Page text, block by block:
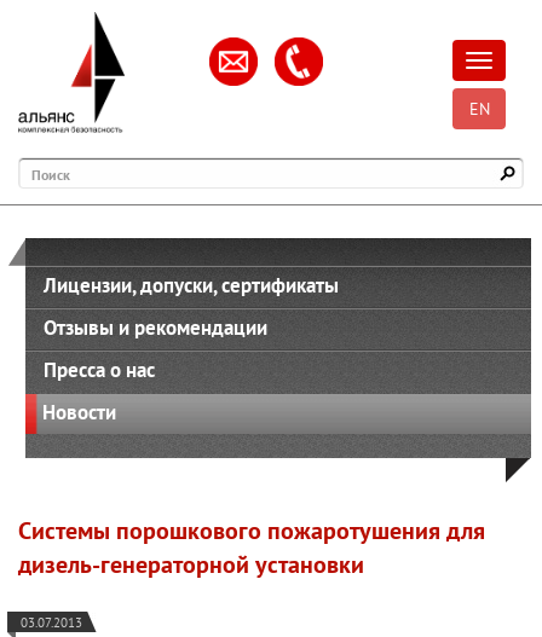
EN
Поиск
Лицензии, допуски, сертификаты
Отзывы и рекомендации
Пресса о нас
Новости
Системы порошкового пожаротушения для
дизель-генераторной установки
03.07.2013